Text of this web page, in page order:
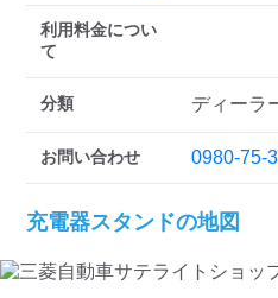
利用料金につい
て
分類 ディーラ
お問い合わせ 0980-75-
充電器スタンドの地図